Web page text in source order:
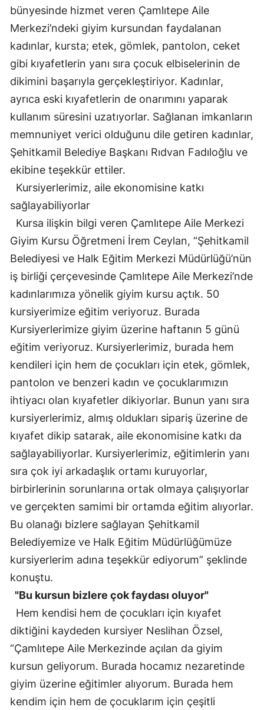
bünyesinde hizmet veren Çamlıtepe Aile
Merkezi’ndeki giyim kursundan faydalanan
kadınlar, kursta; etek, gömlek, pantolon, ceket
gibi kıyafetlerin yanı sıra çocuk elbiselerinin de
dikimini başarıyla gerçekleştiriyor. Kadınlar,
ayrıca eski kıyafetlerin de onarımını yaparak
kullanım süresini uzatıyorlar. Sağlanan imkanların
memnuniyet verici olduğunu dile getiren kadınlar,
Şehitkamil Belediye Başkanı Rıdvan Fadıloğlu ve
ekibine teşekkür ettiler.
Kursiyerlerimiz, aile ekonomisine katkı
sağlayabiliyorlar
Kursa ilişkin bilgi veren Çamlıtepe Aile Merkezi
Giyim Kursu Öğretmeni İrem Ceylan, “Şehitkamil
Belediyesi ve Halk Eğitim Merkezi Müdürlüğü’nün
iş birliği çerçevesinde Çamlıtepe Aile Merkezi’nde
kadınlarımıza yönelik giyim kursu açtık. 50
kursiyerimize eğitim veriyoruz. Burada
Kursiyerlerimize giyim üzerine haftanın 5 günü
eğitim veriyoruz. Kursiyerlerimiz, burada hem
kendileri için hem de çocukları için etek, gömlek,
pantolon ve benzeri kadın ve çocuklarımızın
ihtiyacı olan kıyafetler dikiyorlar. Bunun yanı sıra
kursiyerlerimiz, almış oldukları sipariş üzerine de
kıyafet dikip satarak, aile ekonomisine katkı da
sağlayabiliyorlar. Kursiyerlerimiz, eğitimlerin yanı
sıra çok iyi arkadaşlık ortamı kuruyorlar,
birbirlerinin sorunlarına ortak olmaya çalışıyorlar
ve gerçekten samimi bir ortamda eğitim alıyorlar.
Bu olanağı bizlere sağlayan Şehitkamil
Belediyemize ve Halk Eğitim Müdürlüğümüze
kursiyerlerim adına teşekkür ediyorum” şeklinde
konuştu.
"Bu kursun bizlere çok faydası oluyor"
Hem kendisi hem de çocukları için kıyafet
diktiğini kaydeden kursiyer Neslihan Özsel,
“Çamlıtepe Aile Merkezinde açılan da giyim
kursun geliyorum. Burada hocamız nezaretinde
giyim üzerine eğitimler alıyorum. Burada hem
kendim için hem de çocuklarım için çeşitli